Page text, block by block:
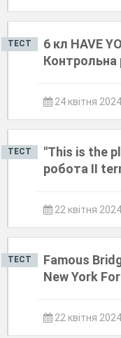
ТЕСТ
6 кл HAVE
Контрольна
24 квітня 2024
ТЕСТ
"This is the
робота ІІ
22 квітня 2024
ТЕСТ
Famous
New York
22 квітня 2024